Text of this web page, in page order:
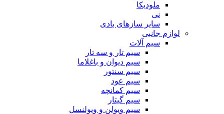
ملودیکا
نی
سایر سازهای بادی
لوازم جانبی
سیم آلات
سیم تار و سه تار
سیم دیوان و باغلاما
سیم سنتور
سیم عود
سیم کمانچه
سیم گیتار
سیم ویولن و ویولنسل